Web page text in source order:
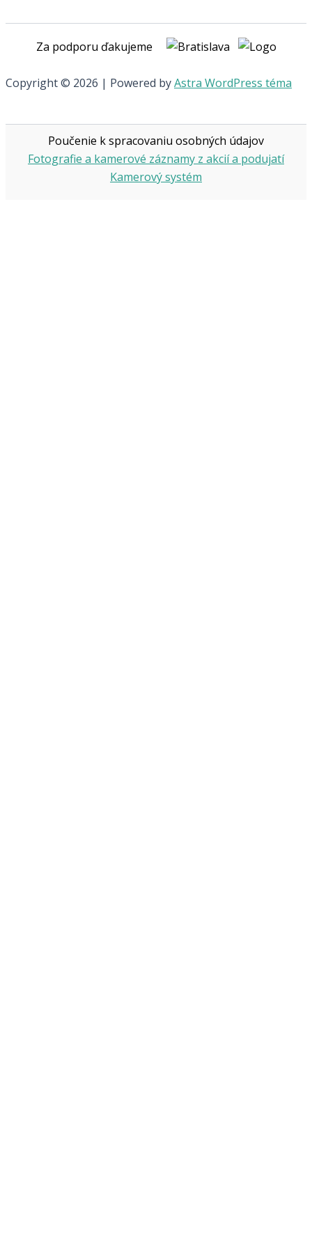
Za podporu ďakujeme
Copyright © 2026 | Powered byAstra WordPress téma
Poučenie k spracovaniu osobných údajov
Fotografie a kamerové záznamy z akcií a podujatí
Kamerový systém